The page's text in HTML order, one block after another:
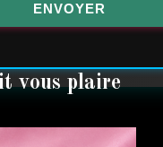
ENVOYER